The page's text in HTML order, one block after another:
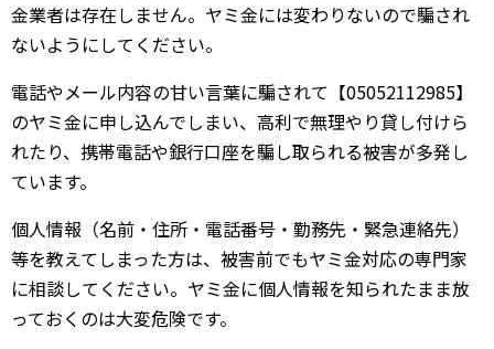
金業者は存在しません。ヤミ金には変わりないので騙され
ないようにしてください。
電話やメール内容の甘い言葉に騙されて【05052112985】
のヤミ金に申し込んでしまい、高利で無理やり貸し付けら
れたり、携帯電話や銀行口座を騙し取られる被害が多発し
ています。
個人情報（名前・住所・電話番号・勤務先・緊急連絡先）
等を教えてしまった方は、被害前でもヤミ金対応の専門家
に相談してください。ヤミ金に個人情報を知られたまま放
っておくのは大変危険です。